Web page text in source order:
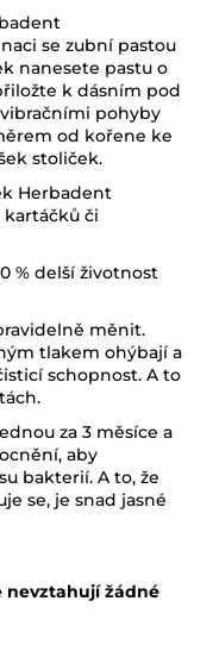
se zubní pastou
nanesete pastu o
k dásním pod
pohyby
od kořene ke
stoliček.
Herbadent
či
% delší životnost
měnit.
tlakem ohýbají a
schopnost. A to
za 3 měsíce a
aby
bakterií. A to, že
se, je snad jasné
nevztahují žádné